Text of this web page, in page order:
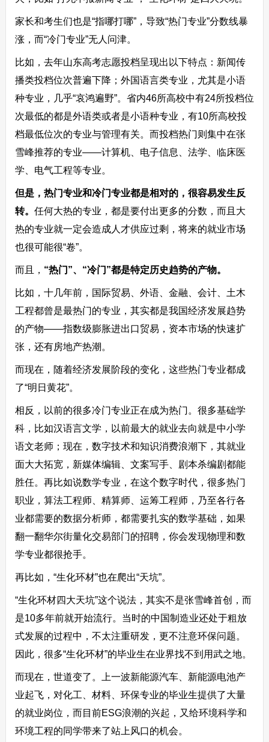
家长和考生们也是“指哪打哪”，导致“热门专业”分数线暴
涨，而“冷门专业”无人问津。
比如，去年山东高考志愿投档呈现出以下特点：新闻传
播类投档位次普遍下降；外国语言类专业，尤其是小语
种专业，几乎“哀鸿遍野”。省内46所高校中有24所投档位
次最低的都是外语类或者是小语种专业，有10所高校投
档最低位次的专业与管理有关。而投档热门则集中在张
雪峰推荐的专业——计算机、电子信息、法学、临床医
学、电气工程等专业。
但是，热门专业和冷门专业都是相对的，很容易发生反
转。 任何大热的专业，都是要付出更多的分数，而且大
热的专业就一定会造成人才供应过剩，将来的就业市场
也很可能很“卷”。
而且， “热门”、“冷门”都是特定历史趋势的产物。
比如，十几年前，国际贸易、外语、金融、会计、土木
工程都曾是最热门的专业，其实都是我国经济发展趋势
的产物——指数级膨胀进出口贸易，资本市场的快速扩
张，还有房地产热潮。
而现在，随着经济发展阶段的变化，这些热门专业都成
了“明日黄花”。
相反，以前的很多冷门专业正在成为热门。很多基础学
科，比如汉语言文学，以前最大的就业去向就是中小学
语文老师；现在，数字技术和知识消费浪潮下，其就业
面大大拓宽，新媒体编辑、文案写手、剧本杀编剧都能
胜任。再比如说数学专业，在这个数字时代，很多热门
职业，算法工程师、精算师、运筹工程师，乃至各行各
业都需要的数据分析师，都需要扎实的数学基础，如果
翻一翻华尔街量化交易部门的招聘，你会发现物理和数
学专业都很抢手。
再比如，“生化环材”也在爬出“天坑”。
“生化环材四大天坑”这个说法，其实不是张雪峰首创，而
是10多年前就开始流行。当时的中国制造业还处于粗放
式发展的过程中，不太注重研发，更不注意环保问题。
因此，很多“生化环材”的毕业生在业界找不到用武之地。
而现在，世道变了。上一波新能源汽车、新能源电池产
业起飞，对化工、材料、环保专业的毕业生提供了大量
的就业岗位，而目前ESG浪潮的兴起，又给环境科学和
环境工程的同学带来了站上风口的机会。